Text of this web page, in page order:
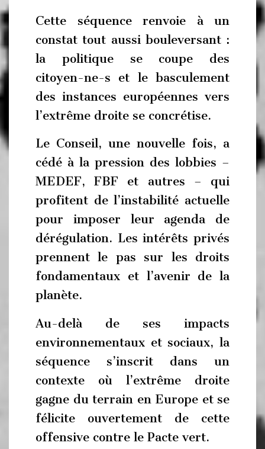
Cette séquence renvoie à un
constat tout aussi bouleversant :
la politique se coupe des
citoyen-ne-s et le basculement
des instances européennes vers
l’extrême droite se concrétise.
Le Conseil, une nouvelle fois, a
cédé à la pression des lobbies –
MEDEF, FBF et autres – qui
profitent de l’instabilité actuelle
pour imposer leur agenda de
dérégulation. Les intérêts privés
prennent le pas sur les droits
fondamentaux et l’avenir de la
planète.
Au-delà de ses impacts
environnementaux et sociaux, la
séquence s’inscrit dans un
contexte où l’extrême droite
gagne du terrain en Europe et se
félicite ouvertement de cette
offensive contre le Pacte vert.